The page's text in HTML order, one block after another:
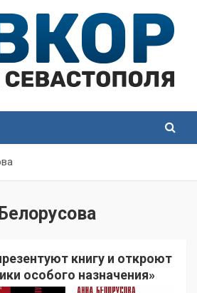
книгу и откроют
особого назначения»